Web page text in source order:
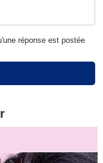
réponse est postée